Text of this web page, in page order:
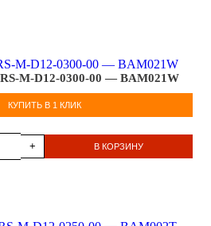
M-D12-0300-00 — BAM021W
КУПИТЬ В 1 КЛИК
+ В КОРЗИНУ